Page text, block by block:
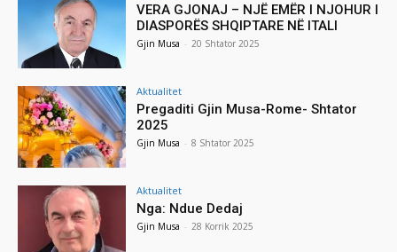
VERA GJONAJ – NJË EMËR I NJOHUR I
DIASPORËS SHQIPTARE NË ITALI
Gjin Musa - 20 Shtator 2025
Aktualitet
Pregaditi Gjin Musa-Rome- Shtator
2025
Gjin Musa - 8 Shtator 2025
Aktualitet
Nga: Ndue Dedaj
Gjin Musa - 28 Korrik 2025